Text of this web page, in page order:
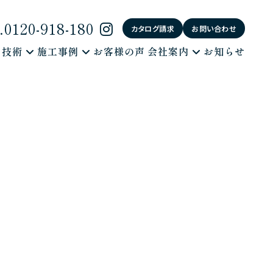
918-180 カタログ請求 お問い合わせ
術 施工事例 お客様の声 会社案内 お知らせ